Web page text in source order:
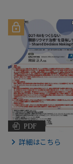
PDF
詳細はこちら